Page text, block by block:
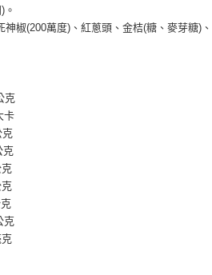
享後付 」之結帳頁面顯示為準，若有關於
退款等相關疑問，請聯繫「AFTEE先享後付
support/home
司提供之「AFTEE先享後付」服務完成之交
。
瀏覽以下網址：
定代理人或監護人之同意方可使用
意申辦者引起之損失，本公司不負相關責
，將依據個別帳號之用戶狀況，依本公司即
仍有額度不足之情形，本公司將視審查結果
用他人資訊註冊。若發現惡意使用之情形，
10kg，請控制商品重量在9~9.5
上)免運費
紙箱10kg，請控制商品重量在9~
上)免運費
以上)免運費
含以上)免運費
椒(200萬度)、紅蔥頭、金桔(糖、麥芽糖)、